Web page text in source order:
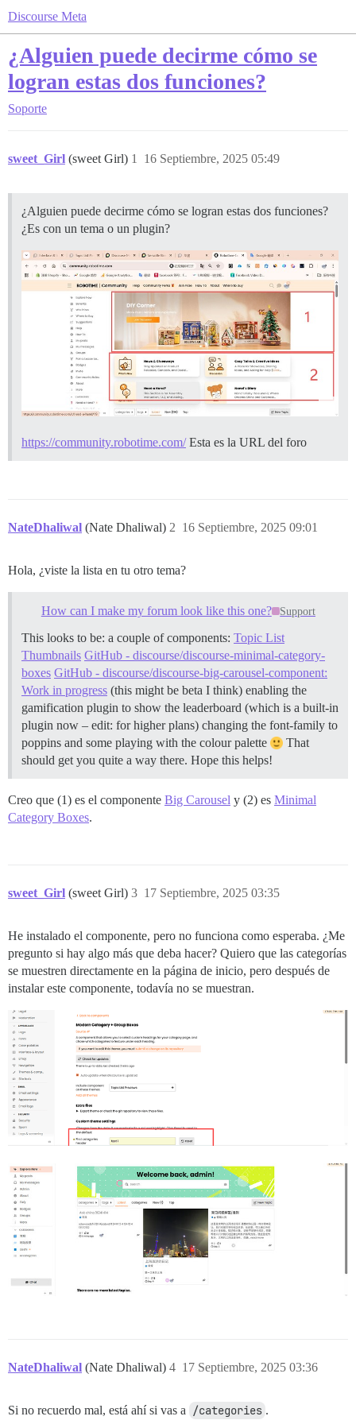
Discourse Meta
¿Alguien puede decirme cómo se
logran estas dos funciones?
Soporte
sweet_Girl (sweet Girl) 16 Septiembre, 2025 05:49
1
¿Alguien puede decirme cómo se logran estas dos funciones?
¿Es con un tema o un plugin?
https://community.robotime.com/Esta es la URL del foro
NateDhaliwal (Nate Dhaliwal) 16 Septiembre, 2025 09:01
2
Hola, ¿viste la lista en tu otro tema?
How can I make my forum look like this one? Support
This looks to be: a couple of components: Topic List
Thumbnails GitHub - discourse/discourse-minimal-category-
boxes GitHub - discourse/discourse-big-carousel-component:
Work in progress (this might be beta I think) enabling the
gamification plugin to show the leaderboard (which is a built-in
plugin now – edit: for higher plans) changing the font-family to
poppins and some playing with the colour palette
That
should get you quite a way there. Hope this helps!
Creo que (1) es el componente Big Carousel y (2) es Minimal
Category Boxes.
sweet_Girl (sweet Girl) 17 Septiembre, 2025 03:35
3
He instalado el componente, pero no funciona como esperaba. ¿Me
pregunto si hay algo más que deba hacer? Quiero que las categorías
se muestren directamente en la página de inicio, pero después de
instalar este componente, todavía no se muestran.
NateDhaliwal (Nate Dhaliwal) 17 Septiembre, 2025 03:36
4
Si no recuerdo mal, está ahí si vas a /categories .